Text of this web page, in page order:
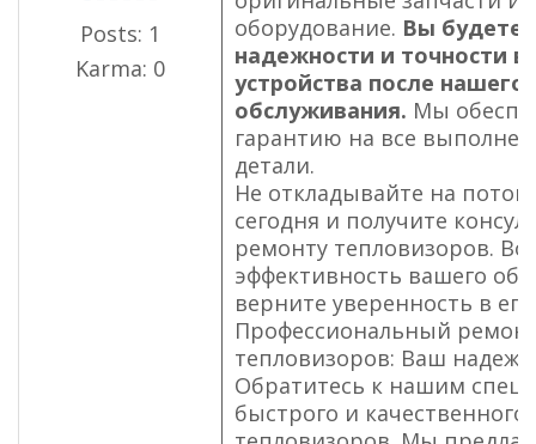
Posts: 1
Karma: 0
оборудование. Вы будете
надежности и точности
устройства после нашего
обслуживания. Мы
гарантию на все
детали.
Не откладывайте на
сегодня и получите
ремонту тепловизоров.
эффективность вашего
верните уверенность в
Профессиональный
тепловизоров: Ваш
Обратитесь к нашим
быстрого и